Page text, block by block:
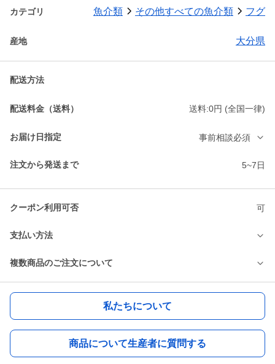
カテゴリ 魚介類 その他すべての魚介類 フグ
産地 大分県
配送方法
配送料金（送料） 送料:0円 (全国一律)
お届け日指定 事前相談必須
注文から発送まで 5~7日
クーポン利用可否 可
支払い方法
複数商品のご注文について
私たちについて
商品について生産者に質問する